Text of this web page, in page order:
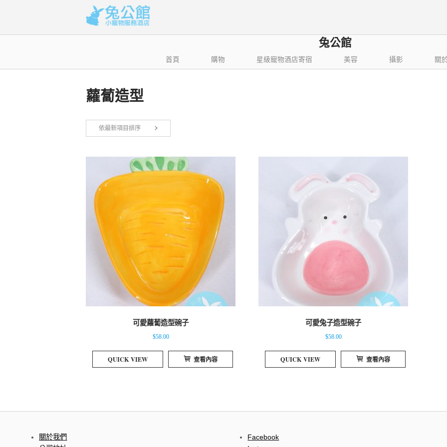
兔公館
首頁 購物 星級寵物酒店寄宿 美容 攝影 關
蘿蔔造型
依最新項目排序
項
可愛蘿蔔造型碗子
$58.00
QUICK VIEW 查看內容
可愛兔子造型碗子
$58.00
QUICK VIEW 查看內容
關於我們
Facebook